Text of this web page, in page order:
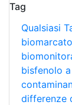
Tag
Qualsiasi
bisfenolo a
differenze